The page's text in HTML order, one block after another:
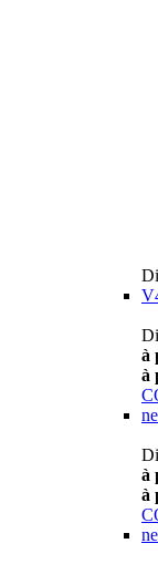
à
à
à
à